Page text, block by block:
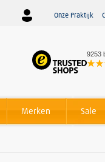
Onze Praktijk
9253
Winnaar
Award voor
Merken Sale